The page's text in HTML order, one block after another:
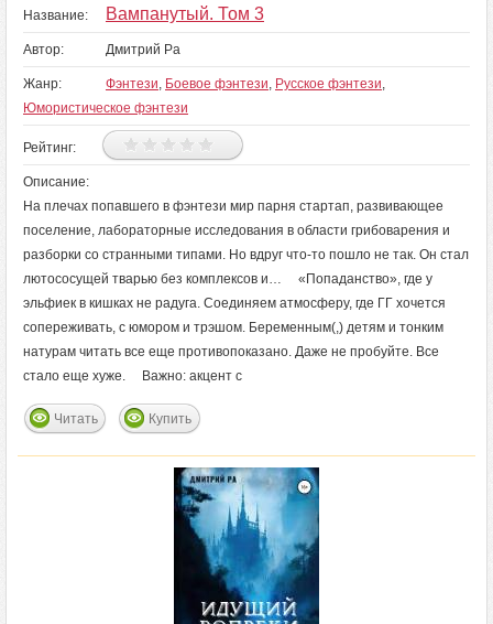
Название: Вампанутый. Том 3
Автор: Дмитрий Ра
Жанр: Фэнтези, Боевое фэнтези, Русское фэнтези,
Юмористическое фэнтези
Рейтинг:
Описание:
На плечах попавшего в фэнтези мир парня стартап, развивающее
поселение, лабораторные исследования в области грибоварения и
разборки со странными типами. Но вдруг что-то пошло не так. Он стал
лютососущей тварью без комплексов и… «Попаданство», где у
эльфиек в кишках не радуга. Соединяем атмосферу, где ГГ хочется
сопереживать, с юмором и трэшом. Беременным(,) детям и тонким
натурам читать все еще противопоказано. Даже не пробуйте. Все
стало еще хуже. Важно: акцент с
Читать Купить